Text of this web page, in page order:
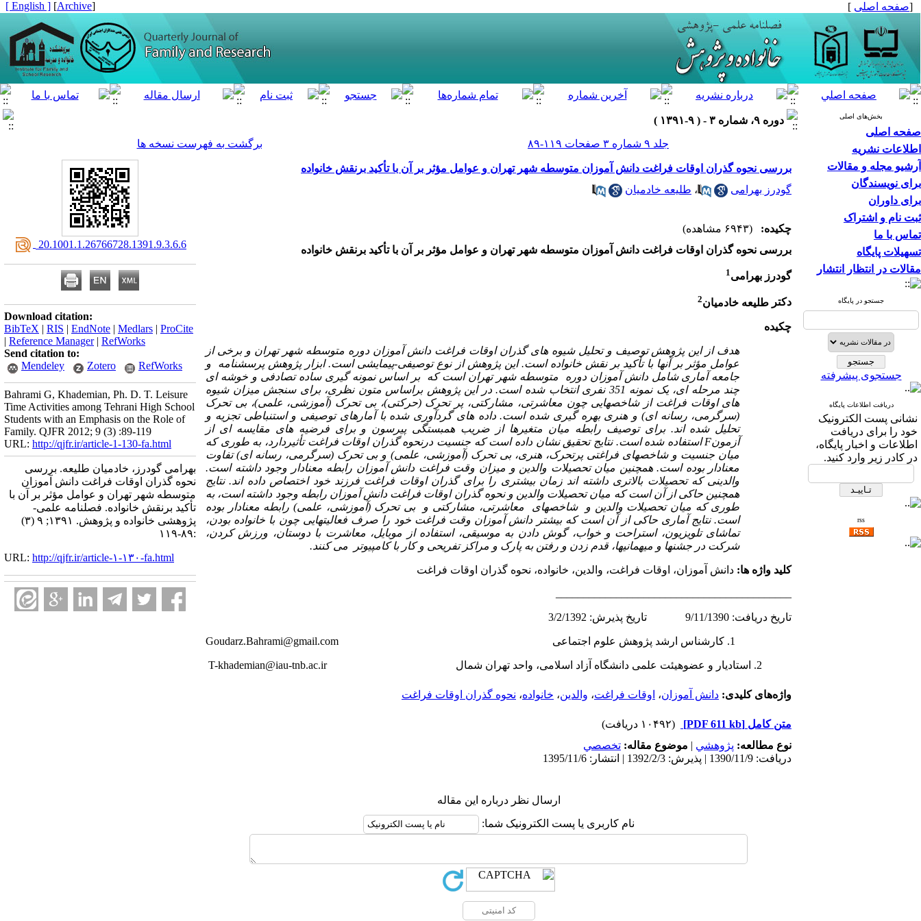
[صفحه اصلی ]
[
Archive
]
[ English ]
بخش‌های اصلی
صفحه اصلی
اطلاعات نشریه
آرشیو مجله و مقالات
برای نویسندگان
برای داوران
ثبت نام و اشتراک
تماس با ما
تسهیلات پایگاه
مقالات در انتظار انتشار
جستجو در پایگاه
جستجوی پیشرفته
دریافت اطلاعات پایگاه
نشانی پست الکترونیک
خود را برای دریافت
اطلاعات و اخبار پایگاه،
در کادر زیر وارد کنید.
rss
دوره ۹، شماره ۳ - ( ۹-۱۳۹۱ )
جلد ۹ شماره ۳ صفحات ۱۱۹-۸۹
برگشت به فهرست نسخه ها
بررسی نحوه گذران اوقات فراغت دانش آموزان متوسطه شهر تهران و عوامل مؤثر بر آن با تأکید برنقش خانواده
گودرز بهرامی
، طلیعه خادمیان
چکیده:
(۶۹۴۳ مشاهده)
بررسی نحوهگذران اوقات فراغت دانش آموزان متوسطه شهر تهران و عوامل مؤثر بر آن با تأکید برنقش خانواده
گودرز بهرامی1
دکتر طلیعه خادمیان2
چکیده
هدف از این پژوهش توصیف و تحلیل شیوه های گذران اوقات فراغت دانش آموزان دوره متوسطه شهر تهران و برخی از
عوامل مؤثر بر آنها با تأکید بر نقش خانواده است.این پژوهش از نوع توصیفی-پیمایشی است.ابزار پژوهش پرسشنامه و
جامعه آماری شامل دانش آموزان دوره متوسطه شهر تهران است که بر اساس نمونه گیری ساده تصادفی و خوشه ای
چند مرحله ای، یک نمونه 351 نفری انتخاب شده است. در این پژوهش براساس متون نظری، برای سنجش میزان شیوه
های اوقات فراغت از شاخصهایی چون معاشرتی، مشارکتی، پر تحرک (حرکتی)، بی تحرک (آموزشی، علمی)، بی تحرک
(سرگرمی، رسانه ای) و هنری بهره گیری شده است. داده های گردآوری شده با آمارهای توصیفی و استنباطی تجزیه و
تحلیل شده اند. برای توصیف رابطه میان متغیرها از ضریب همبستگی پیرسون و برای فرضیه های مقایسه ای از
آزمونFاستفاده شده است. نتایج تحقیق نشان داده است که جنسیت درنحوه گذران اوقات فراغت تأثیردارد، به طوری که
میان جنسیت و شاخصهای فراغتی پرتحرک، هنری، بی تحرک (آموزشی، علمی) و بی تحرک (سرگرمی، رسانه ای) تفاوت
معنادار بوده است. همچنین میان تحصیلات والدین و میزان وقت فراغت دانش آموزان رابطه معنادار وجود داشته است.
والدینی که تحصیلات بالاتری داشته اند زمان بیشتری را برای گذران اوقات فراغت فرزند خود اختصاص داده اند. نتایج
همچنین حاکی از آن است که میان تحصیلات والدین و نحوه گذران اوقات فراغت دانش آموزان رابطه وجود داشته است، به
طوری که میان تحصیلات والدین و شاخصهای معاشرتی، مشارکتی و بی تحرک (آموزشی، علمی) رابطه معنادار بوده
است. نتایج آماری حاکی از آن است که بیشتر دانش آموزان وقت فراغت خود را صرف فعالیتهایی چون با خانواده بودن،
تماشای تلویزیون، استراحت و خواب، گوش دادن به موسیقی، استفاده از موبایل، معاشرت با دوستان، ورزش کردن،
شرکت در جشنها و میهمانیها، قدم زدن و رفتن به پارک و مراکز تفریحی و کار با کامپیوتر می کنند.
کلید واژه ها: دانش آموزان، اوقات فراغت، والدین، خانواده، نحوه گذران اوقات فراغت
تاریخ دریافت: 9/11/1390 تاریخ پذیرش: 3/2/1392
1. کارشناس ارشد پژوهش علوم اجتماعی Goudarz.Bahrami@gmail.com
2. استادیار و عضوهیئت علمی دانشگاه آزاد اسلامی، واحد تهران شمال T-khademian@iau-tnb.ac.ir
واژه‌های کلیدی: دانش آموزان، اوقات فراغت، والدین، خانواده، نحوه گذران اوقات فراغت
متن کامل [PDF 611 kb]
(۱۰۴۹۲ دریافت)
نوع مطالعه: پژوهشي | موضوع مقاله: تخصصي
دریافت: 1390/11/9 | پذیرش: 1392/2/3 | انتشار: 1395/11/6
ارسال نظر درباره این مقاله
نام کاربری یا پست الکترونیک شما:
‎ 20.1001.1.26766728.1391.9.3.6.6
Download citation:
BibTeX | RIS | EndNote | Medlars | ProCite
| Reference Manager| RefWorks
Send citation to:
Mendeley
Zotero RefWorks
Bahrami G, Khademian, Ph. D. T. Leisure
Time Activities among Tehrani High School
Students with an Emphasis on the Role of
Family. QJFR 2012; 9 (3) :89-119
URL: http://qjfr.ir/article-1-130-fa.html
بهرامی گودرز، خادمیان طلیعه. بررسی
نحوه گذران اوقات فراغت دانش آموزان
متوسطه شهر تهران و عوامل مؤثر بر آن با
تأکید برنقش خانواده. فصلنامه علمی-
پژوهشی خانواده و پژوهش. ۱۳۹۱; ۹ (۳)
:۸۹-۱۱۹
URL: http://qjfr.ir/article-۱-۱۳۰-fa.html